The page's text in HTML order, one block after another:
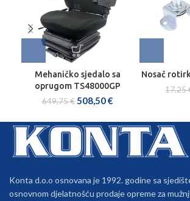
Mehaničko sjedalo sa
oprugom TS48000GP
649,75€ 508,50€
Nosač
17,25
Konta d.o.o osnovana je 1992. godine sa
osnovnom djelatnošću prodaje opreme za